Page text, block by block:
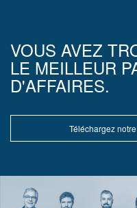
VOUS AVEZ
LE MEILLEUR
D'AFFAIRES.
Téléchargez